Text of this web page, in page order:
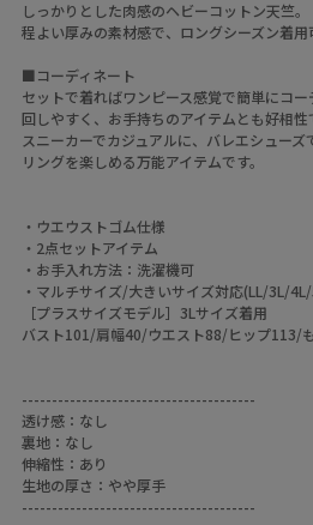
しっかりとした肉感のヘビーコットン天竺。
程よい厚みの素材感で、ロングシーズン着用
■コーディネート
セットで着ればワンピース感覚で簡単にコ
回しやすく、お手持ちのアイテムとも好相性
スニーカーでカジュアルに、バレエシュー
リングを楽しめる万能アイテムです。
・ウエウストゴム仕様
・2点セットアイテム
・お手入れ方法：洗濯機可
・マルチサイズ/大きいサイズ対応(LL/3L/
［プラスサイズモデル］3Lサイズ着用
バスト101/肩幅40/ウエスト88/ヒップ113/
---------------------------------------
透け感：なし
裏地：なし
伸縮性：あり
生地の厚さ：やや厚手
---------------------------------------